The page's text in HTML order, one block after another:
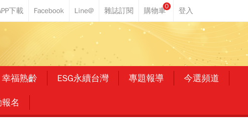
0
幸福熟齡 ESG永續台灣 專題報導 今選頻道
名